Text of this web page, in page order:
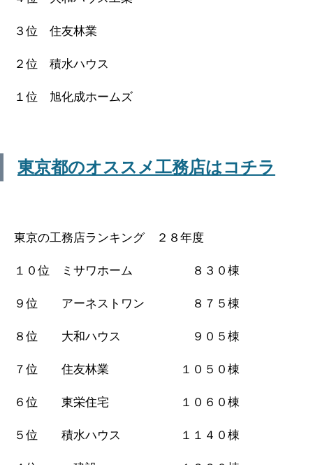
３位 住友林業
２位 積水ハウス
１位 旭化成ホームズ
東京都のオススメ工務店はコチラ
東京の工務店ランキング ２８年度
１０位 ミサワホーム ８３０棟
９位 アーネストワン ８７５棟
８位 大和ハウス ９０５棟
７位 住友林業 １０５０棟
６位 東栄住宅 １０６０棟
５位 積水ハウス １１４０棟